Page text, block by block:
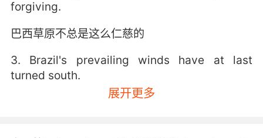
forgiving.
巴西草原不总是这么仁慈的
3. Brazil's prevailing winds have at last
turned south.
巴西的盛行风终于开始南下
展开更多